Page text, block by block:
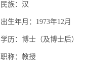
民族：汉
出生年月：1973年12月
学历：博士（及博士后）
职称：教授